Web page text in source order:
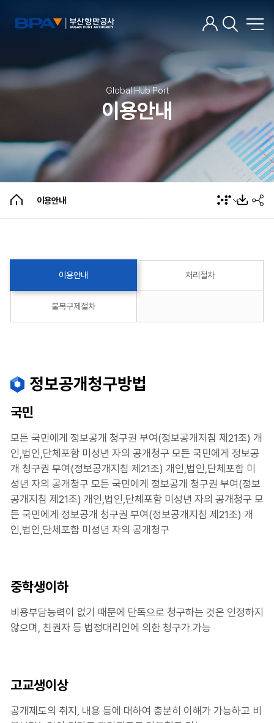
Global Hub Port
이용안내
이용안내
이용안내
처리절차
불복구제절차
이용안내 처리절차
불복구제절차
정보공개청구방법
국민
모든 국민에게 정보공개 청구권 부여(정보공개지침 제21조) 개
인,법인,단체포함 미성년 자의 공개청구 모든 국민에게 정보공
개 청구권 부여(정보공개지침 제21조) 개인,법인,단체포함 미
성년 자의 공개청구 모든 국민에게 정보공개 청구권 부여(정보
공개지침 제21조) 개인,법인,단체포함 미성년 자의 공개청구 모
든 국민에게 정보공개 청구권 부여(정보공개지침 제21조) 개
인,법인,단체포함 미성년 자의 공개청구
중학생이하
비용부담능력이 없기 때문에 단독으로 청구하는 것은 인정하지
않으며, 친권자 등 법정대리인에 의한 청구가 가능
고교생이상
공개제도의 취지, 내용 등에 대하여 충분히 이해가 가능하고 비